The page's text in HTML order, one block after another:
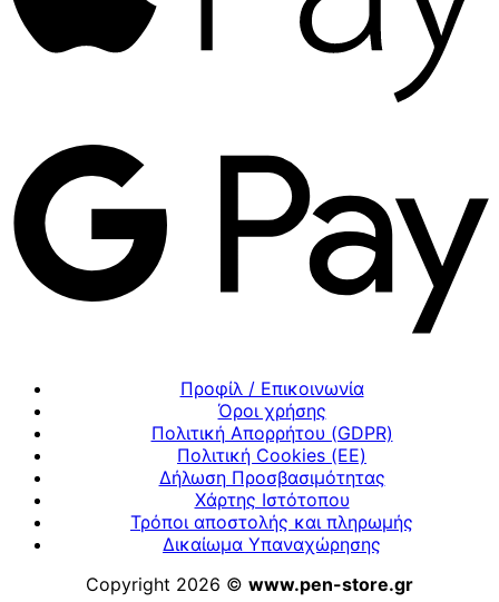
Προφίλ / Επικοινωνία
Όροι χρήσης
Πολιτική Απορρήτου (GDPR)
Πολιτική Cookies (ΕΕ)
Δήλωση Προσβασιμότητας
Χάρτης Ιστότοπου
Τρόποι αποστολής και πληρωμής
Δικαίωμα Υπαναχώρησης
Copyright 2026 © www.pen-store.gr